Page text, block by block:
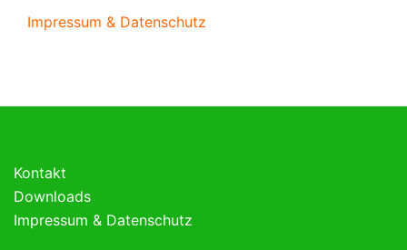
Impressum & Datenschutz
Kontakt
Downloads
Impressum & Datenschutz